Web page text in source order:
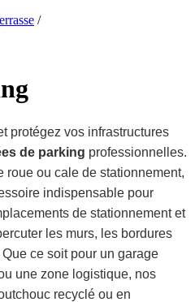
/
protégez vos infrastructures
de parking professionnelles.
roue ou cale de stationnement,
indispensable pour
de stationnement et
les murs, les bordures
ce soit pour un garage
une zone logistique, nos
recyclé ou en